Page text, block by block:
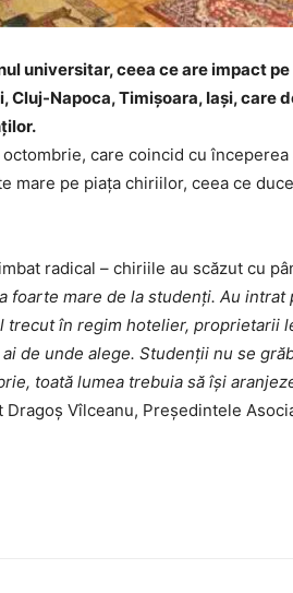
universitar, ceea ce are impact
Napoca, Timişoara, Iaşi, care
care coincid cu
pe piaţa chiriilor, ceea ce
radical – chiriile au scăzut cu
foarte mare de la studenţi. Au
în regim hotelier, proprietarii
de unde alege. Studenţii nu se
toată lumea trebuia să îşi
Dragoş Vîlceanu, Preşedintele